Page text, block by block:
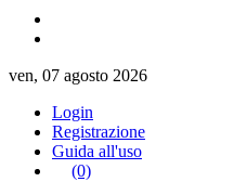
ven, 07 agosto 2026
Login
Registrazione
Guida all'uso
(0)